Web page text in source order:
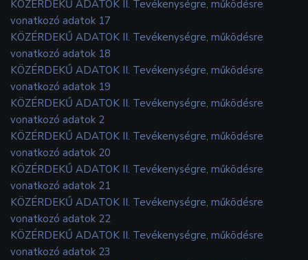
KÖZÉRDEKŰ ADATOK II. Tevékenységre, működésre
vonatkozó adatok 17
KÖZÉRDEKŰ ADATOK II. Tevékenységre, működésre
vonatkozó adatok 18
KÖZÉRDEKŰ ADATOK II. Tevékenységre, működésre
vonatkozó adatok 19
KÖZÉRDEKŰ ADATOK II. Tevékenységre, működésre
vonatkozó adatok 2
KÖZÉRDEKŰ ADATOK II. Tevékenységre, működésre
vonatkozó adatok 20
KÖZÉRDEKŰ ADATOK II. Tevékenységre, működésre
vonatkozó adatok 21
KÖZÉRDEKŰ ADATOK II. Tevékenységre, működésre
vonatkozó adatok 22
KÖZÉRDEKŰ ADATOK II. Tevékenységre, működésre
vonatkozó adatok 23